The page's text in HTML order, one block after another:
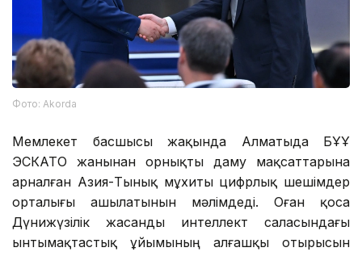
Фото: Аkorda
Мемлекет басшысы жақында Алматыда БҰҰ
ЭСКАТО жанынан орнықты даму мақсаттарына
арналған Азия-Тынық мұхиты цифрлық шешімдер
орталығы ашылатынын мәлімдеді. Оған қоса
Дүнижүзілік жасанды интеллект саласындағы
ынтымақтастық ұйымының алғашқы отырысын